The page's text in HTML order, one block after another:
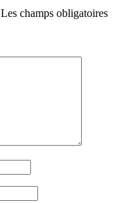
Les champs obligatoires